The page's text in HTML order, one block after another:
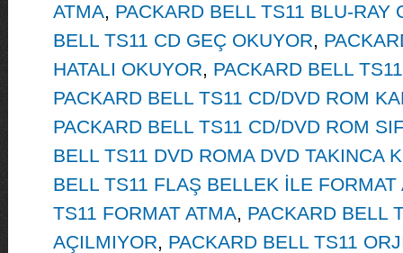
ATMA, PACKARD BELL TS11 BLU-RAY
BELL TS11 CD GEÇ OKUYOR,
HATALI OKUYOR, PACKARD BELL
PACKARD BELL TS11 CD/DVD ROM
PACKARD BELL TS11 CD/DVD ROM
BELL TS11 DVD ROMA DVD TAKINCA
BELL TS11 FLAŞ BELLEK İLE FORMAT
TS11 FORMAT ATMA, PACKARD BELL
AÇILMIYOR, PACKARD BELL TS11